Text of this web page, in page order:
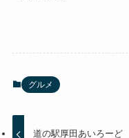
グルメ
道の駅厚田あいろーど